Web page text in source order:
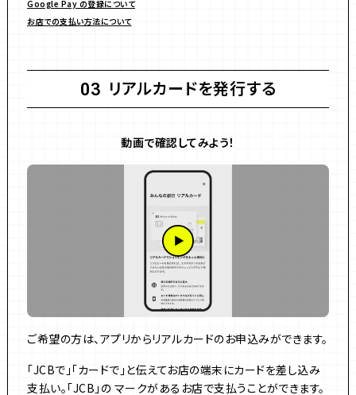
Google Pay の登録について
お店での支払い方法について
03 リアルカードを発行する
動画で確認してみよう！
ご希望の方は、アプリからリアルカードのお申込みができます。
「JCBで」「カードで」と伝えてお店の端末にカードを差し込み
支払い。「JCB」の マークがあるお店で支払うことができます。